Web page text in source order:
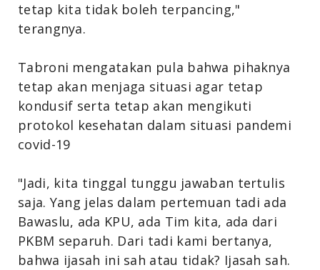
tetap kita tidak boleh terpancing,"
terangnya.
Tabroni mengatakan pula bahwa pihaknya
tetap akan menjaga situasi agar tetap
kondusif serta tetap akan mengikuti
protokol kesehatan dalam situasi pandemi
covid-19
"Jadi, kita tinggal tunggu jawaban tertulis
saja. Yang jelas dalam pertemuan tadi ada
Bawaslu, ada KPU, ada Tim kita, ada dari
PKBM separuh. Dari tadi kami bertanya,
bahwa ijasah ini sah atau tidak? Ijasah sah.